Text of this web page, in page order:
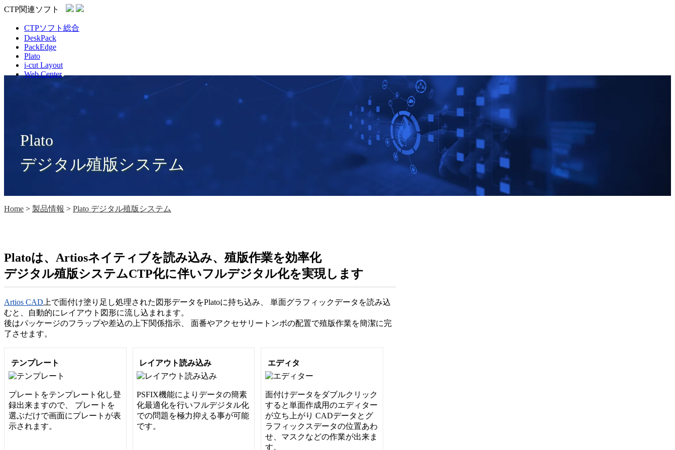
CTP関連ソフト
CTPソフト総合
DeskPack
PackEdge
Plato
i-cut Layout
Web Center
Plato
デジタル殖版システム
Home > 製品情報 > Plato デジタル殖版システム
Platoは、Artiosネイティブを読み込み、殖版作業を効率化
デジタル殖版システムCTP化に伴いフルデジタル化を実現します
Artios CAD 上で面付け塗り足し処理された図形データをPlatoに持ち込み、 単面グラフィックデータを読み込
むと、自動的にレイアウト図形に流し込まれます。
後はパッケージのフラップや差込の上下関係指示、 面番やアクセサリートンボの配置で殖版作業を簡潔に完
了させます。
テンプレート
プレートをテンプレート化し登
録出来ますので、 プレートを
選ぶだけで画面にプレートが表
示されます。
レイアウト読み込み
PSFIX機能によりデータの簡素
化最適化を行いフルデジタル化
での問題を極力抑える事が可能
です。
エディタ
面付けデータをダブルクリック
すると単面作成用のエディター
が立ち上がり CADデータとグ
ラフィックスデータの位置あわ
せ、マスクなどの作業が出来ま
す。